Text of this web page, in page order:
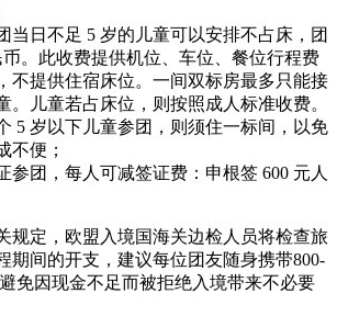
当日不足 5 岁的儿童可以安排不占床，团
币。此收费提供机位、车位、餐位行程费
不提供住宿床位。一间双标房最多只能接
。儿童若占床位，则按照成人标准收费。
5 岁以下儿童参团，则须住一标间，以免
不便；
参团，每人可减签证费：申根签 600 元人
规定，欧盟入境国海关边检人员将检查旅
期间的开支，建议每位团友随身携带800-
免因现金不足而被拒绝入境带来不必要